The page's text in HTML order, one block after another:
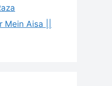
Mein Aisa ||